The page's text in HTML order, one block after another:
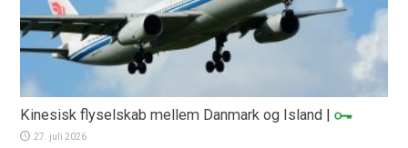
Kinesisk flyselskab mellem Danmark og Island |
27. juli 2026